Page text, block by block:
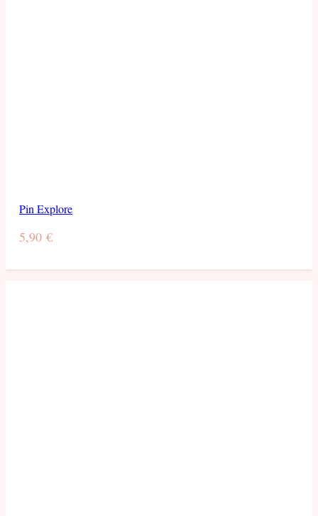
Pin Explore
5,90€